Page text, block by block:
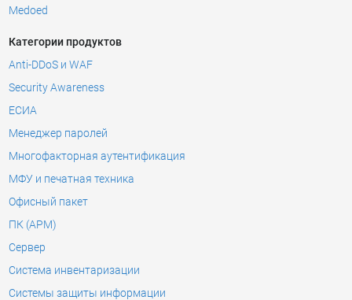
Medoed
Категории продуктов
Anti-DDoS и WAF
Security Awareness
ЕСИА
Менеджер паролей
Многофакторная аутентификация
МФУ и печатная техника
Офисный пакет
ПК (АРМ)
Сервер
Система инвентаризации
Системы защиты информации